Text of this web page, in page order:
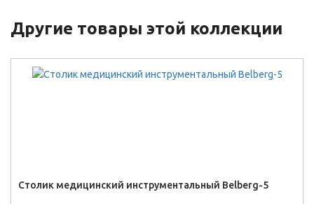
Другие товары этой коллекции
Столик медицинский инструментальный Belberg-5